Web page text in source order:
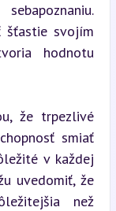
šťastie svojím
hodnotu
že trpezlivé
smiať
v každej
uvedomiť, že
než